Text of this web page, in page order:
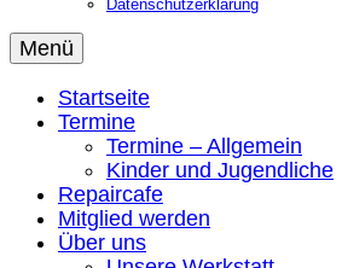
Datenschutzerklärung
Menü
Startseite
Termine
Termine – Allgemein
Kinder und Jugendliche
Repaircafe
Mitglied werden
Über uns